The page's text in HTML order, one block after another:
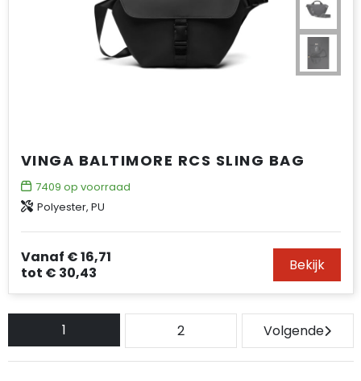
VINGA BALTIMORE RCS SLING BAG
7409 op voorraad
Polyester, PU
Vanaf € 16,71
tot € 30,43 Bekijk
1 2 Volgende